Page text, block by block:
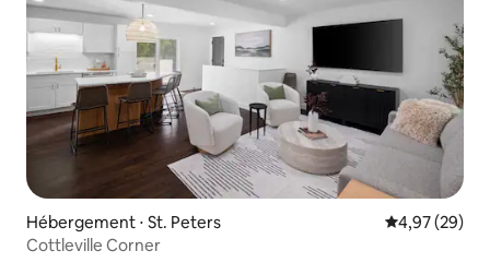
Hébergement ⋅ St. Peters Évaluation
4,97 (29)
Cottleville Corner